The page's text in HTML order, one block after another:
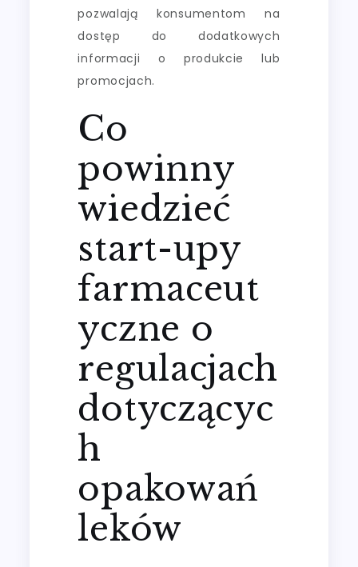
pozwalają konsumentom na
dostęp do dodatkowych
informacji o produkcie lub
promocjach.
Co
powinny
wiedzieć
start-upy
farmaceut
yczne o
regulacjach
dotyczącyc
h
opakowań
leków